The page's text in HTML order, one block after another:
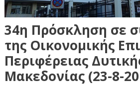
34η Πρόσκληση σε
της Οικονομικής
Περιφέρειας
Μακεδονίας (23-8-